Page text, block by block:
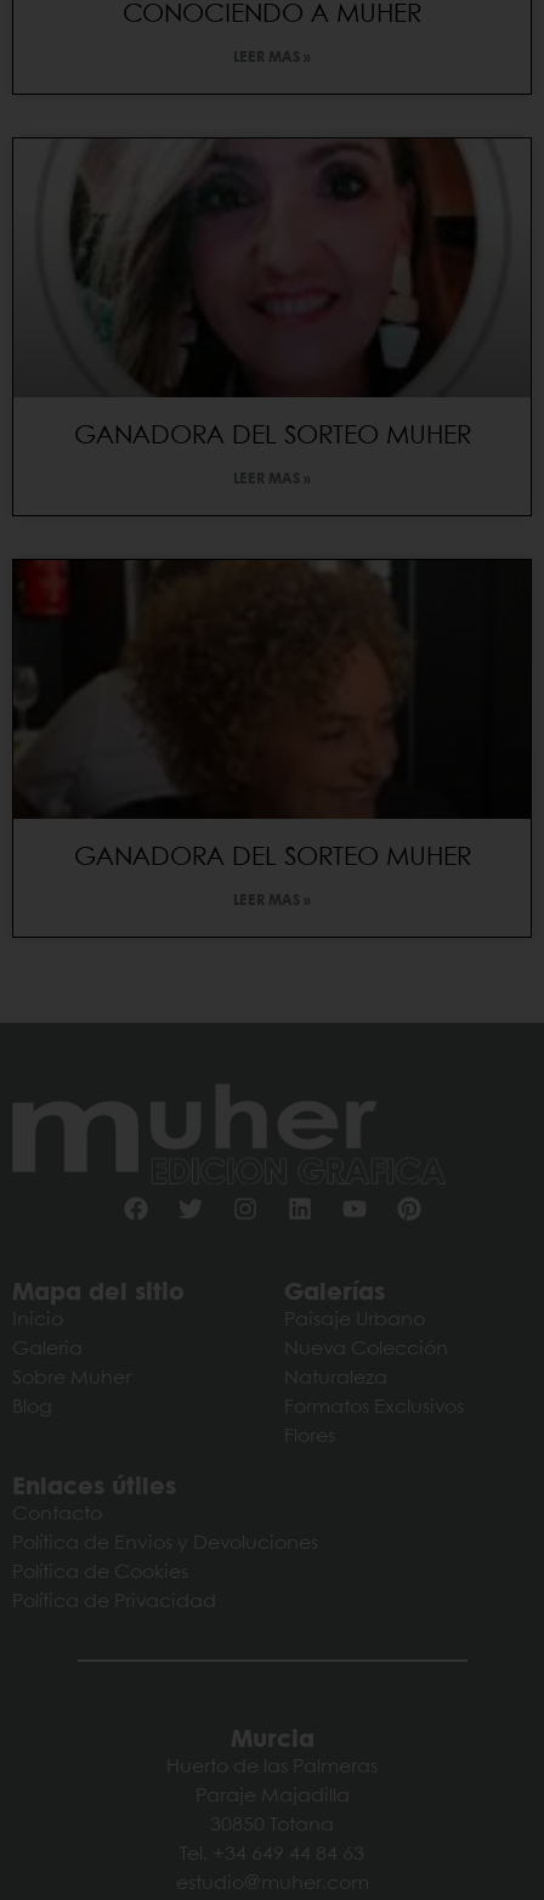
CONOCIENDO A MUHER
LEER MAS »
GANADORA DEL SORTEO MUHER
LEER MAS »
GANADORA DEL SORTEO MUHER
LEER MAS »
Mapa del sitio
Inicio
Galeria
Sobre Muher
Blog
Galerías
Paisaje Urbano
Nueva Colección
Naturaleza
Formatos Exclusivos
Flores
Enlaces útiles
Contacto
Política de Envios y Devoluciones
Política de Cookies
Política de Privacidad
Murcia
Huerto de las Palmeras
Paraje Majadilla
30850 Totana
Tel. +34 649 44 84 63
estudio@muher.com